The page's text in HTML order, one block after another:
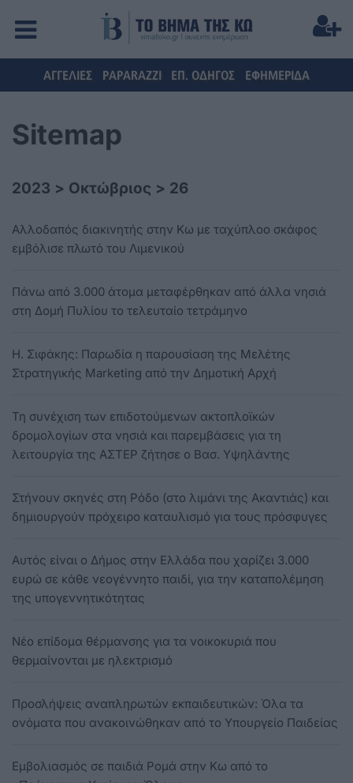
ΑΓΓΕΛΙΕΣ PAPARAZZI ΕΠ. ΟΔΗΓΟΣ ΕΦΗΜΕΡΙΔΑ
Sitemap
2023 > Οκτώβριος > 26
Αλλοδαπός διακινητής στην Κω με ταχύπλοο σκάφος
εμβόλισε πλωτό του Λιμενικού
Πάνω από 3.000 άτομα μεταφέρθηκαν από άλλα νησιά
στη Δομή Πυλίου το τελευταίο τετράμηνο
Η. Σιφάκης: Παρωδία η παρουσίαση της Μελέτης
Στρατηγικής Marketing από την Δημοτική Αρχή
Τη συνέχιση των επιδοτούμενων ακτοπλοϊκών
δρομολογίων στα νησιά και παρεμβάσεις για τη
λειτουργία της ΑΣΤΕΡ ζήτησε ο Βασ. Υψηλάντης
Στήνουν σκηνές στη Ρόδο (στο λιμάνι της Ακαντιάς) και
δημιουργούν πρόχειρο καταυλισμό για τους πρόσφυγες
Aυτός είναι ο Δήμος στην Ελλάδα που χαρίζει 3.000
ευρώ σε κάθε νεογέννητο παιδί, για την καταπολέμηση
της υπογεννητικότητας
Νέο επίδομα θέρμανσης για τα νοικοκυριά που
θερμαίνονται με ηλεκτρισμό
Προσλήψεις αναπληρωτών εκπαιδευτικών: Όλα τα
ονόματα που ανακοινώθηκαν από το Υπουργείο Παιδείας
Εμβολιασμός σε παιδιά Ρομά στην Κω από το